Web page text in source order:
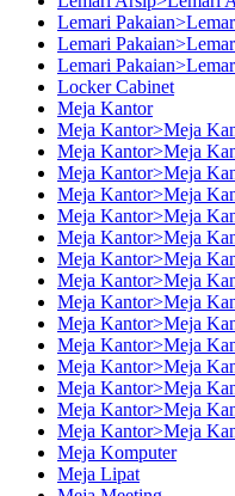
Lemari
Lemari
Lemari
Locker Cabinet
Meja Kantor
Meja Kantor>Meja
Meja Kantor>Meja
Meja Kantor>Meja
Meja Kantor>Meja
Meja Kantor>Meja
Meja Kantor>Meja
Meja Kantor>Meja
Meja Kantor>Meja
Meja Kantor>Meja
Meja Kantor>Meja
Meja Kantor>Meja
Meja Kantor>Meja
Meja Kantor>Meja
Meja Kantor>Meja
Meja Kantor>Meja
Meja Komputer
Meja Lipat